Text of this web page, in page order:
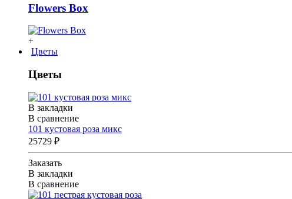
Flowers Box
+
Цветы
Цветы
В закладки
В сравнение
101 кустовая роза микс
25729 ₽
Заказать
В закладки
В сравнение